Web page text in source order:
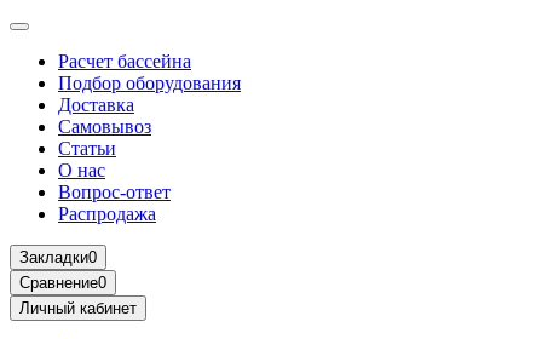
Расчет бассейна
Подбор оборудования
Доставка
Самовывоз
Статьи
О нас
Вопрос-ответ
Распродажа
Закладки0
Сравнение0
Личный кабинет